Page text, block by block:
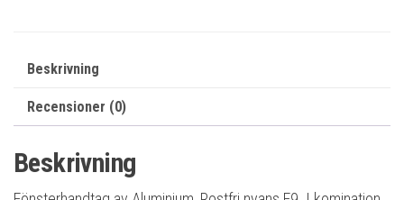
Beskrivning
Recensioner (0)
Beskrivning